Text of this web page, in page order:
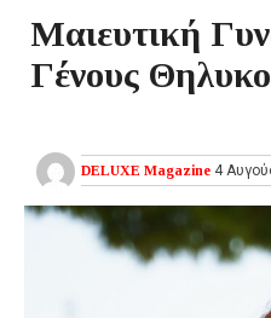
Μαιευτική
Γένους
DELUXE Magazine 4